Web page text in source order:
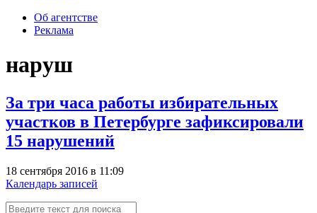
Об агентстве
Реклама
наруш
За три часа работы избирательных
участков в Петербурге зафиксировали
15 нарушений
18 сентября 2016 в 11:09
Календарь записей